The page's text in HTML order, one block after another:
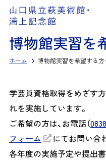
博物館実習を
ホーム 博物館実習を希望する方
学芸員資格取得をめざす
れを実施しています。
ご希望の方は、お電話（
フォーム
にてお問い合
各年度の実施予定や提出